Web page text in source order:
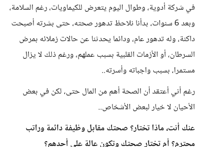
في شركة أدوية، وطوال اليوم يتعرض للكيماويات، رغم السلامة،
وبعد 6 سنوات، بدأنا نلاحظ تدهور صحته، حتى بشرته أصبحت
داكنة، وله تدهور عام، ودائما يحدثنا عن حالات زملائه بمرض
السرطان، أو الأزمات القلبية بسبب عملهم، ورغم ذلك لا يزال
مستمرا، بسبب واجباته وأسرته..
رغم أني أعتقد أن الصحة أهم من المال حتى، لكن في بعض
الأحيان لا خيار لبعض الأشخاص..
عنك أنت، ماذا تختار؟ صحتك مقابل وظيفة دائمة وراتب
محترم؟ أم تختار صحتك وتكون عالة على أحدهم؟